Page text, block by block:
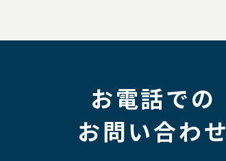
お電話での
お問い合わせ